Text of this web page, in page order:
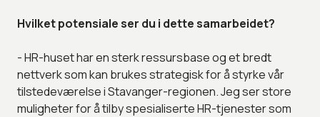
Hvilket potensiale ser du i dette samarbeidet?
- HR-huset har en sterk ressursbase og et bredt
nettverk som kan brukes strategisk for å styrke vår
tilstedeværelse i Stavanger-regionen. Jeg ser store
muligheter for å tilby spesialiserte HR-tjenester som